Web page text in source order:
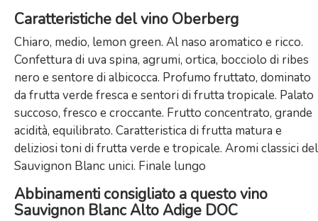
Caratteristiche del vino Oberberg
Chiaro, medio, lemon green. Al naso aromatico e ricco.
Confettura di uva spina, agrumi, ortica, bocciolo di ribes
nero e sentore di albicocca. Profumo fruttato, dominato
da frutta verde fresca e sentori di frutta tropicale. Palato
succoso, fresco e croccante. Frutto concentrato, grande
acidità, equilibrato. Caratteristica di frutta matura e
deliziosi toni di frutta verde e tropicale. Aromi classici del
Sauvignon Blanc unici. Finale lungo
Abbinamenti consigliato a questo vino
Sauvignon Blanc Alto Adige DOC